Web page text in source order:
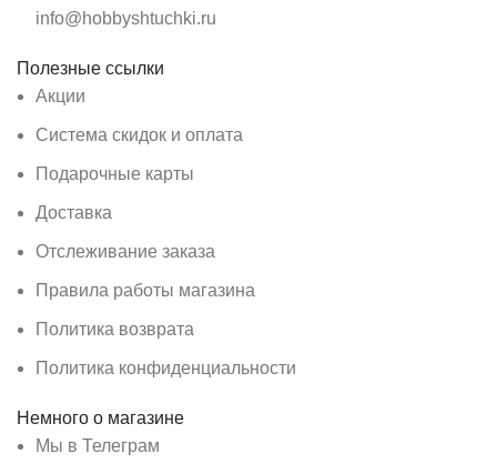
info@hobbyshtuchki.ru
Полезные ссылки
Акции
Система скидок и оплата
Подарочные карты
Доставка
Отслеживание заказа
Правила работы магазина
Политика возврата
Политика конфиденциальности
Немного о магазине
Мы в Телеграм